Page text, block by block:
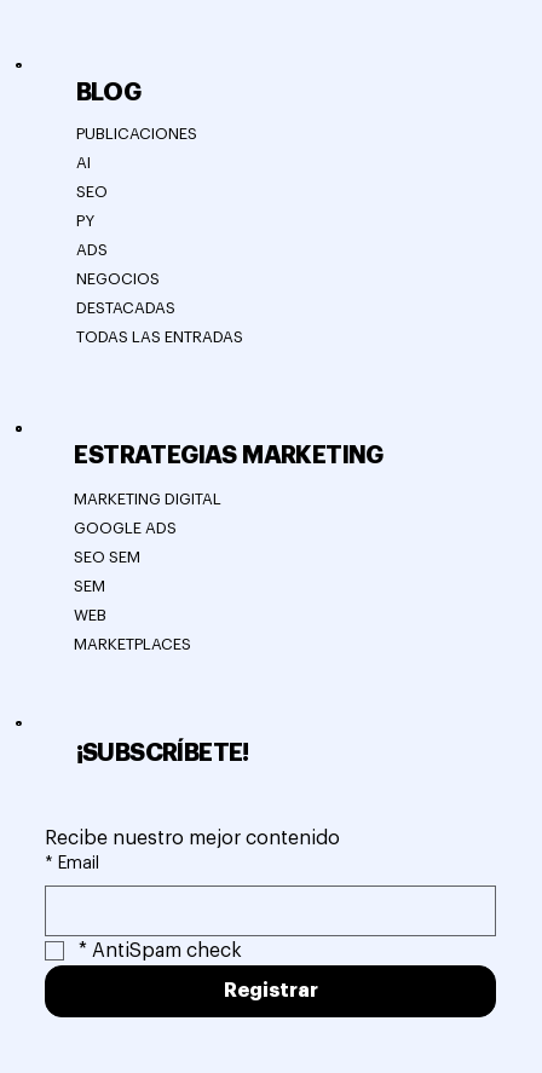
¡SUBSCRÍBETE!
Recibe nuestro mejor contenido
* Email
* AntiSpam check
Registrar
ESTRATEGIAS MARKETING
MARKETING DIGITAL
GOOGLE ADS
SEO SEM
SEM
WEB
MARKETPLACES
BLOG
PUBLICACIONES
AI
SEO
PY
ADS
NEGOCIOS
DESTACADAS
TODAS LAS ENTRADAS